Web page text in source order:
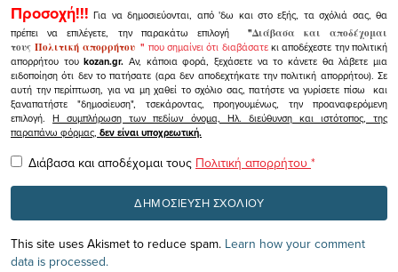
Προσοχή!!! Για να δημοσιεύονται, από 'δω και στο εξής, τα σχόλιά σας, θα
πρέπει να επιλέγετε, την παρακάτω επιλογή
"Διάβασα και αποδέχομαι
τουςΠολιτική απορρήτου" που σημαίνει ότι διαβάσατεκι αποδέχεστε την πολιτική
απορρήτου τουkozan.gr. Αν, κάποια φορά, ξεχάσετε να το κάνετε θα λάβετε μια
ειδοποίηση ότι δεν το πατήσατε (αρα δεν αποδεχτήκατε την πολιτική απορρήτου). Σε
αυτή την περίπτωση, για να μη χαθεί το σχόλιο σας, πατήστε να γυρίσετε πίσω και
ξαναπατήστε "δημοσίευση", τσεκάροντας, προηγουμένως, την προαναφερόμενη
επιλογή.Η συμπλήρωση των πεδίων όνομα, Ηλ. διεύθυνση και ιστότοπος, της
παραπάνω φόρμας, δεν είναι υποχρεωτική.
Διάβασα και αποδέχομαι τους Πολιτική απορρήτου *
This site uses Akismet to reduce spam. Learn how your comment
data is processed.